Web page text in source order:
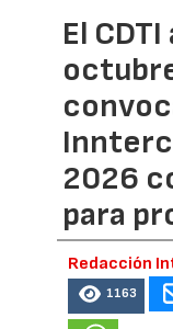
El
2026
para
Redacción
1163